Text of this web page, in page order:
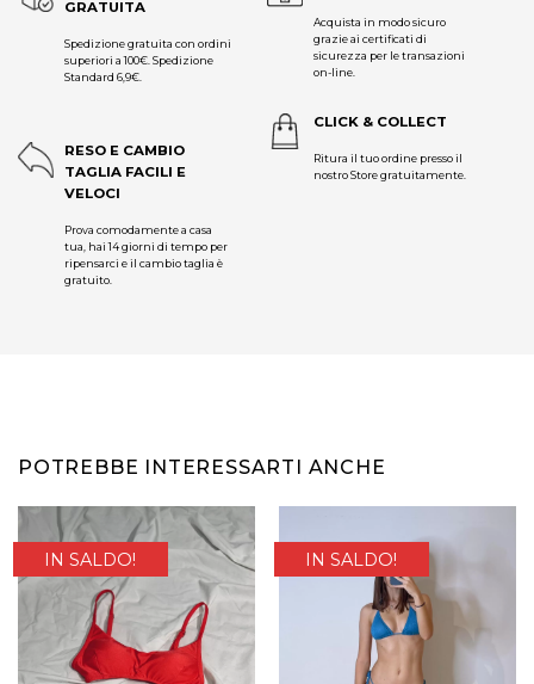
GRATUITA
Spedizione gratuita con ordini
superiori a 100€. Spedizione
Standard 6,9€.
RESO E CAMBIO
TAGLIA FACILI E
VELOCI
Prova comodamente a casa
tua, hai 14 giorni di tempo per
ripensarci e il cambio taglia è
gratuito.
Acquista in modo sicuro
grazie ai certificati di
sicurezza per le transazioni
on-line.
CLICK & COLLECT
Ritura il tuo ordine presso il
nostro Store gratuitamente.
POTREBBE INTERESSARTI ANCHE
IN SALDO! IN SALDO!